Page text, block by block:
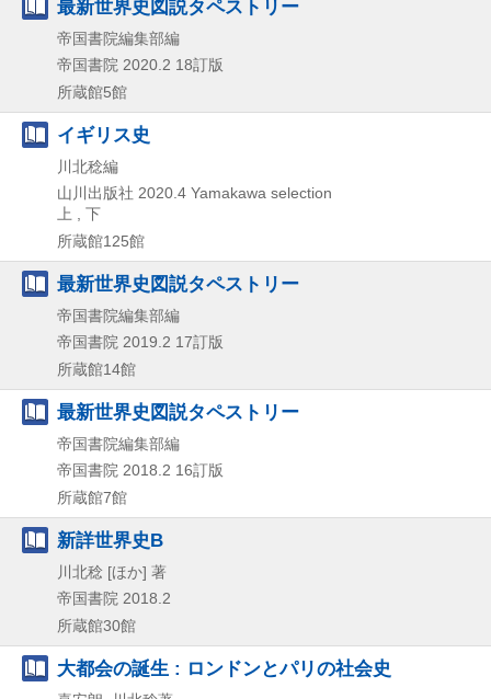
最新世界史図説タペストリー
帝国書院編集部編
帝国書院 2020.2 18訂版
所蔵館5館
イギリス史
川北稔編
山川出版社 2020.4 Yamakawa selection
上 , 下
所蔵館125館
最新世界史図説タペストリー
帝国書院編集部編
帝国書院 2019.2 17訂版
所蔵館14館
最新世界史図説タペストリー
帝国書院編集部編
帝国書院 2018.2 16訂版
所蔵館7館
新詳世界史B
川北稔 [ほか] 著
帝国書院 2018.2
所蔵館30館
大都会の誕生 : ロンドンとパリの社会史